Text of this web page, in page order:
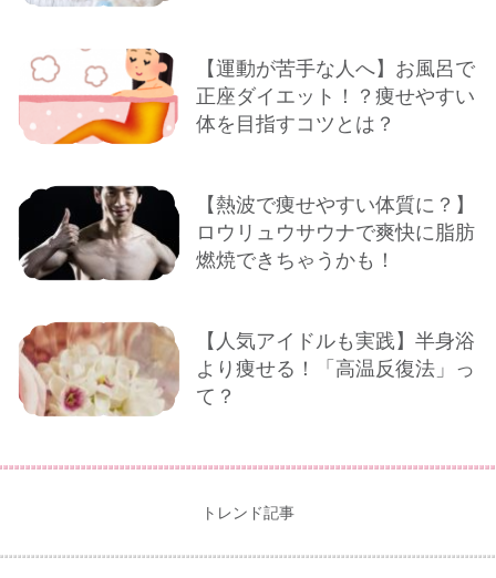
【運動が苦手な人へ】お風呂で
正座ダイエット！？痩せやすい
体を目指すコツとは？
【熱波で痩せやすい体質に？】
ロウリュウサウナで爽快に脂肪
燃焼できちゃうかも！
【人気アイドルも実践】半身浴
より痩せる！「高温反復法」っ
て？
トレンド記事